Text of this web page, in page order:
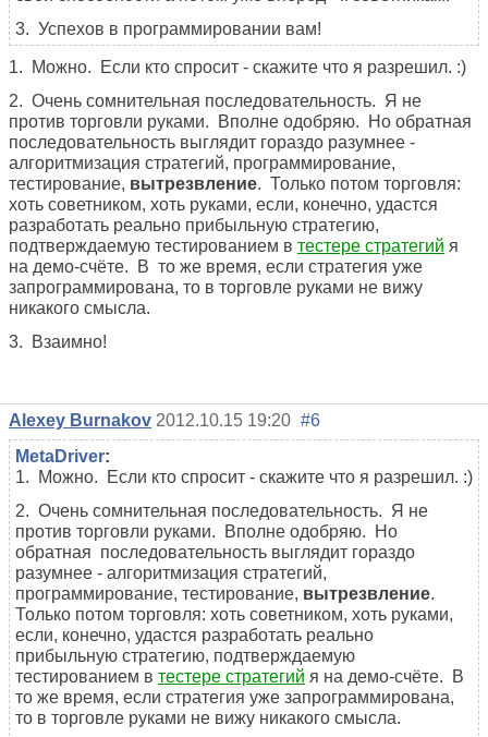
3. Успехов в программировании вам!
1. Можно. Если кто спросит - скажите что я разрешил. :)
2. Очень сомнительная последовательность. Я не
против торговли руками. Вполне одобряю. Но обратная
последовательность выглядит гораздо разумнее -
алгоритмизация стратегий, программирование,
тестирование, вытрезвление. Только потом торговля:
хоть советником, хоть руками, если, конечно, удастся
разработать реально прибыльную стратегию,
подтверждаемую тестированием в тестере стратегий я
на демо-счёте. В то же время, если стратегия уже
запрограммирована, то в торговле руками не вижу
никакого смысла.
3. Взаимно!
Alexey Burnakov 2012.10.15 19:20 #6
MetaDriver:
1. Можно. Если кто спросит - скажите что я разрешил. :)
2. Очень сомнительная последовательность. Я не
против торговли руками. Вполне одобряю. Но
обратная последовательность выглядит гораздо
разумнее - алгоритмизация стратегий,
программирование, тестирование, вытрезвление.
Только потом торговля: хоть советником, хоть руками,
если, конечно, удастся разработать реально
прибыльную стратегию, подтверждаемую
тестированием в тестере стратегий я на демо-счёте. В
то же время, если стратегия уже запрограммирована,
то в торговле руками не вижу никакого смысла.